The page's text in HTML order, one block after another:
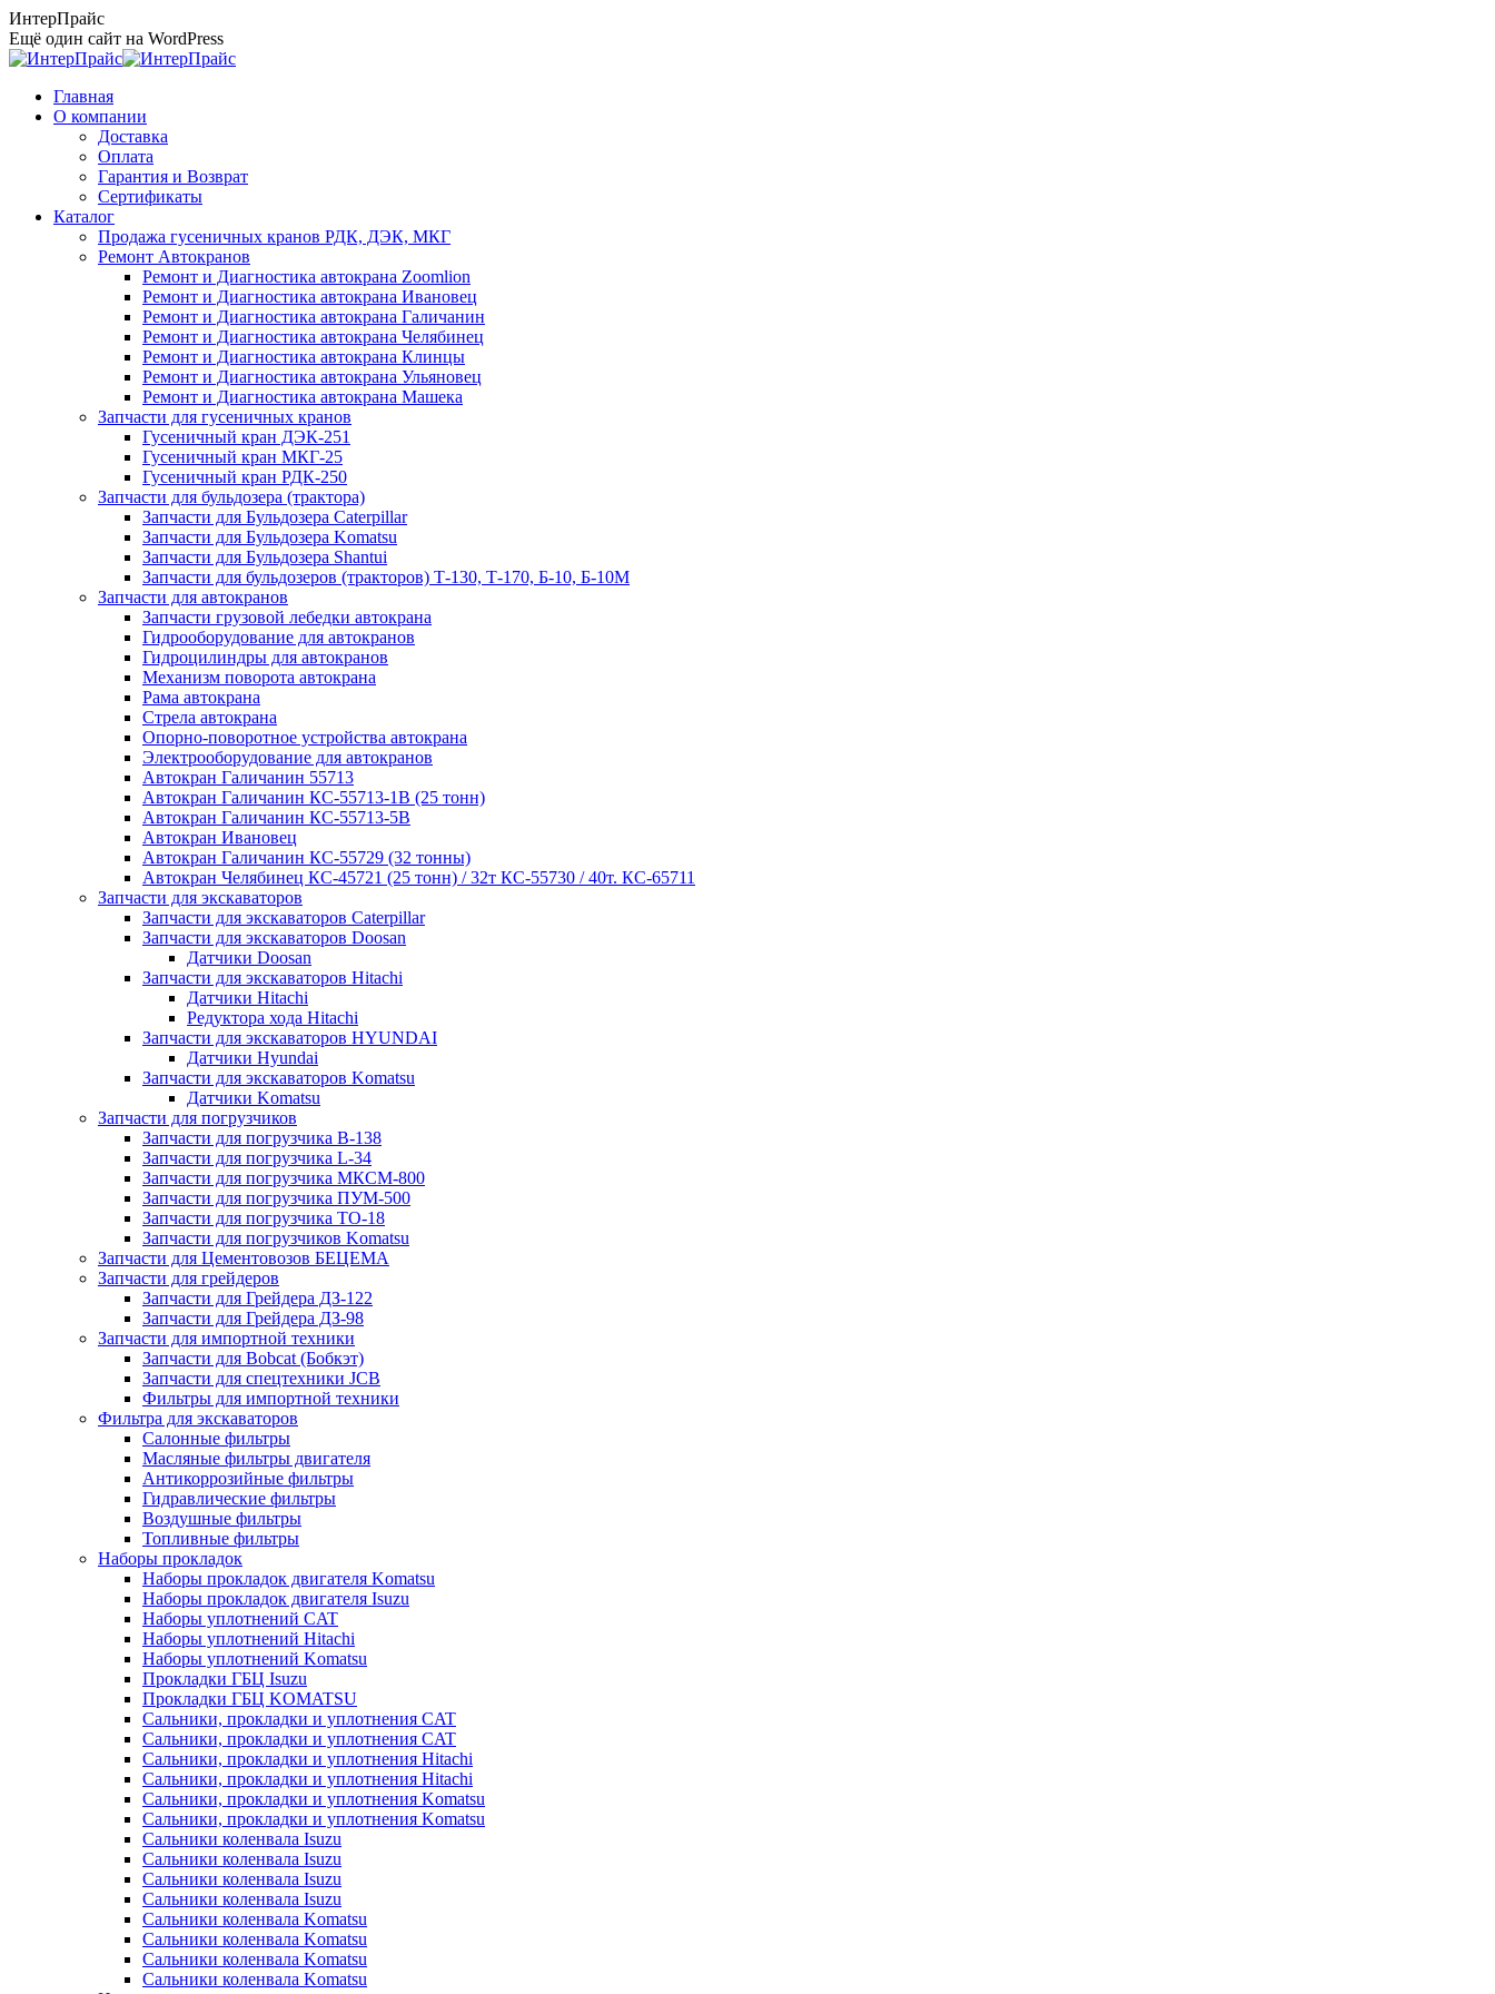
Перейти
к
содержанию
ИнтерПрайс
Ещё один сайт на WordPress
Главная
О компании
Доставка
Оплата
Гарантия и Возврат
Сертификаты
Каталог
Продажа гусеничных кранов РДК, ДЭК, МКГ
Ремонт Автокранов
Ремонт и Диагностика автокрана Zoomlion
Ремонт и Диагностика автокрана Ивановец
Ремонт и Диагностика автокрана Галичанин
Ремонт и Диагностика автокрана Челябинец
Ремонт и Диагностика автокрана Клинцы
Ремонт и Диагностика автокрана Ульяновец
Ремонт и Диагностика автокрана Машека
Запчасти для гусеничных кранов
Гусеничный кран ДЭК-251
Гусеничный кран МКГ-25
Гусеничный кран РДК-250
Запчасти для бульдозера (трактора)
Запчасти для Бульдозера Caterpillar
Запчасти для Бульдозера Komatsu
Запчасти для Бульдозера Shantui
Запчасти для бульдозеров (тракторов) Т-130, Т-170, Б-10, Б-10М
Запчасти для автокранов
Запчасти грузовой лебедки автокрана
Гидрооборудование для автокранов
Гидроцилиндры для автокранов
Механизм поворота автокрана
Рама автокрана
Стрела автокрана
Опорно-поворотное устройства автокрана
Электрооборудование для автокранов
Автокран Галичанин 55713
Автокран Галичанин КС-55713-1В (25 тонн)
Автокран Галичанин КС-55713-5В
Автокран Ивановец
Автокран Галичанин КС-55729 (32 тонны)
Автокран Челябинец КС-45721 (25 тонн) / 32т КС-55730 / 40т. КС-65711
Запчасти для экскаваторов
Запчасти для экскаваторов Caterpillar
Запчасти для экскаваторов Doosan
Датчики Doosan
Запчасти для экскаваторов Hitachi
Датчики Hitachi
Редуктора хода Hitachi
Запчасти для экскаваторов HYUNDAI
Датчики Hyundai
Запчасти для экскаваторов Komatsu
Датчики Komatsu
Запчасти для погрузчиков
Запчасти для погрузчика B-138
Запчасти для погрузчика L-34
Запчасти для погрузчика МКСМ-800
Запчасти для погрузчика ПУМ-500
Запчасти для погрузчика ТО-18
Запчасти для погрузчиков Komatsu
Запчасти для Цементовозов БЕЦЕМА
Запчасти для грейдеров
Запчасти для Грейдера ДЗ-122
Запчасти для Грейдера ДЗ-98
Запчасти для импортной техники
Запчасти для Bobcat (Бобкэт)
Запчасти для спецтехники JCB
Фильтры для импортной техники
Фильтра для экскаваторов
Салонные фильтры
Масляные фильтры двигателя
Антикоррозийные фильтры
Гидравлические фильтры
Воздушные фильтры
Топливные фильтры
Наборы прокладок
Наборы прокладок двигателя Komatsu
Наборы прокладок двигателя Isuzu
Наборы уплотнений CAT
Наборы уплотнений Hitachi
Наборы уплотнений Komatsu
Прокладки ГБЦ Isuzu
Прокладки ГБЦ KOMATSU
Сальники, прокладки и уплотнения CAT
Сальники, прокладки и уплотнения CAT
Сальники, прокладки и уплотнения Hitachi
Сальники, прокладки и уплотнения Hitachi
Сальники, прокладки и уплотнения Komatsu
Сальники, прокладки и уплотнения Komatsu
Сальники коленвала Isuzu
Сальники коленвала Isuzu
Сальники коленвала Isuzu
Сальники коленвала Isuzu
Сальники коленвала Komatsu
Сальники коленвала Komatsu
Сальники коленвала Komatsu
Сальники коленвала Komatsu